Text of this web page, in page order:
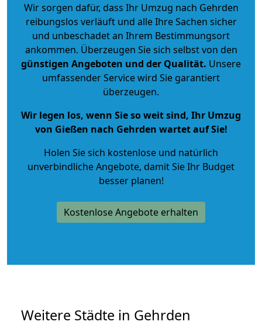
Wir sorgen dafür, dass Ihr Umzug nach Gehrden
reibungslos verläuft und alle Ihre Sachen sicher
und unbeschadet an Ihrem Bestimmungsort
ankommen. Überzeugen Sie sich selbst von den
günstigen Angeboten und der Qualität. Unsere
umfassender Service wird Sie garantiert
überzeugen.
Wir legen los, wenn Sie so weit sind, Ihr Umzug
von Gießen nach Gehrden wartet auf Sie!
Holen Sie sich kostenlose und natürlich
unverbindliche Angebote, damit Sie Ihr Budget
besser planen!
Kostenlose Angebote erhalten
Weitere Städte in Gehrden